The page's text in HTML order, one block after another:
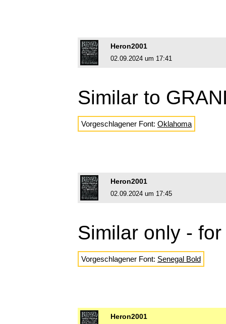
Heron2001
02.09.2024 um 17:41
Similar to
Vorgeschlagener Font: Oklahoma
Heron2001
02.09.2024 um 17:45
Similar only -
Vorgeschlagener Font: Senegal Bold
Heron2001